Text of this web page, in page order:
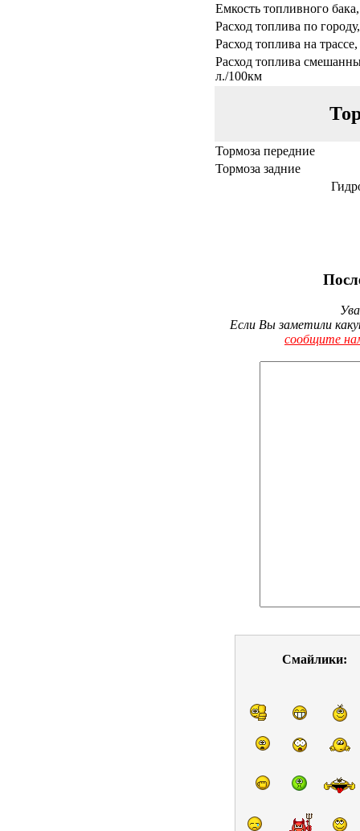
Емкость топливного
Расход топлива по
Расход топлива на
Расход топлива
л./100км
Тормоза передние
Тормоза задние
Если Вы заметили
сообщите
Смайлики: